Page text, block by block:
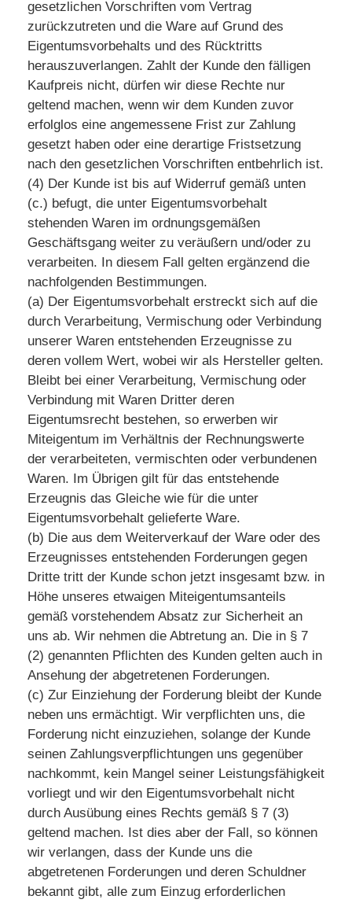
gesetzlichen Vorschriften vom Vertrag
zurückzutreten und die Ware auf Grund des
Eigentumsvorbehalts und des Rücktritts
herauszuverlangen. Zahlt der Kunde den fälligen
Kaufpreis nicht, dürfen wir diese Rechte nur
geltend machen, wenn wir dem Kunden zuvor
erfolglos eine angemessene Frist zur Zahlung
gesetzt haben oder eine derartige Fristsetzung
nach den gesetzlichen Vorschriften entbehrlich ist.
(4) Der Kunde ist bis auf Widerruf gemäß unten
(c.) befugt, die unter Eigentumsvorbehalt
stehenden Waren im ordnungsgemäßen
Geschäftsgang weiter zu veräußern und/oder zu
verarbeiten. In diesem Fall gelten ergänzend die
nachfolgenden Bestimmungen.
(a) Der Eigentumsvorbehalt erstreckt sich auf die
durch Verarbeitung, Vermischung oder Verbindung
unserer Waren entstehenden Erzeugnisse zu
deren vollem Wert, wobei wir als Hersteller gelten.
Bleibt bei einer Verarbeitung, Vermischung oder
Verbindung mit Waren Dritter deren
Eigentumsrecht bestehen, so erwerben wir
Miteigentum im Verhältnis der Rechnungswerte
der verarbeiteten, vermischten oder verbundenen
Waren. Im Übrigen gilt für das entstehende
Erzeugnis das Gleiche wie für die unter
Eigentumsvorbehalt gelieferte Ware.
(b) Die aus dem Weiterverkauf der Ware oder des
Erzeugnisses entstehenden Forderungen gegen
Dritte tritt der Kunde schon jetzt insgesamt bzw. in
Höhe unseres etwaigen Miteigentumsanteils
gemäß vorstehendem Absatz zur Sicherheit an
uns ab. Wir nehmen die Abtretung an. Die in § 7
(2) genannten Pflichten des Kunden gelten auch in
Ansehung der abgetretenen Forderungen.
(c) Zur Einziehung der Forderung bleibt der Kunde
neben uns ermächtigt. Wir verpflichten uns, die
Forderung nicht einzuziehen, solange der Kunde
seinen Zahlungsverpflichtungen uns gegenüber
nachkommt, kein Mangel seiner Leistungsfähigkeit
vorliegt und wir den Eigentumsvorbehalt nicht
durch Ausübung eines Rechts gemäß § 7 (3)
geltend machen. Ist dies aber der Fall, so können
wir verlangen, dass der Kunde uns die
abgetretenen Forderungen und deren Schuldner
bekannt gibt, alle zum Einzug erforderlichen